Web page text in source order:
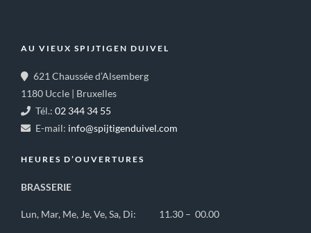
AU VIEUX SPIJTIGEN DUIVEL
621 Chaussée d’Alsemberg
1180 Uccle | Bruxelles
Tél.: 02 344 34 55
E-mail: info@spijtigenduivel.com
HEURES D’OUVERTURES
BRASSERIE
Lun, Mar, Me, Je, Ve, Sa, Di: 11.30 – 00.00